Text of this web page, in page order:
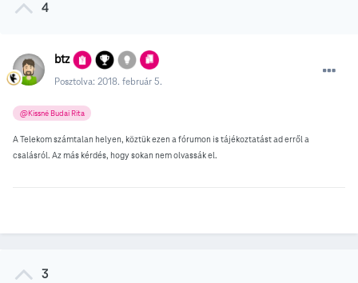
4
btz
Posztolva: 2018. február 5.
@Kissné Budai Rita
A Telekom számtalan helyen, köztük ezen a fórumon is tájékoztatást ad erről a
csalásról. Az más kérdés, hogy sokan nem olvassák el.
3